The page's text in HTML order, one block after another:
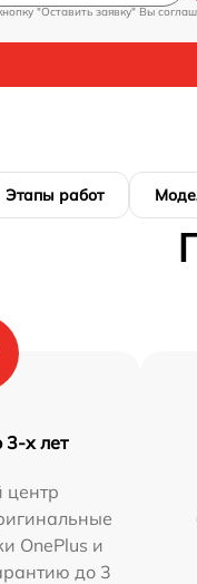
"Оставить заявку" Вы
Этапы работ
3-х лет
центр
OnePlus и
до 3